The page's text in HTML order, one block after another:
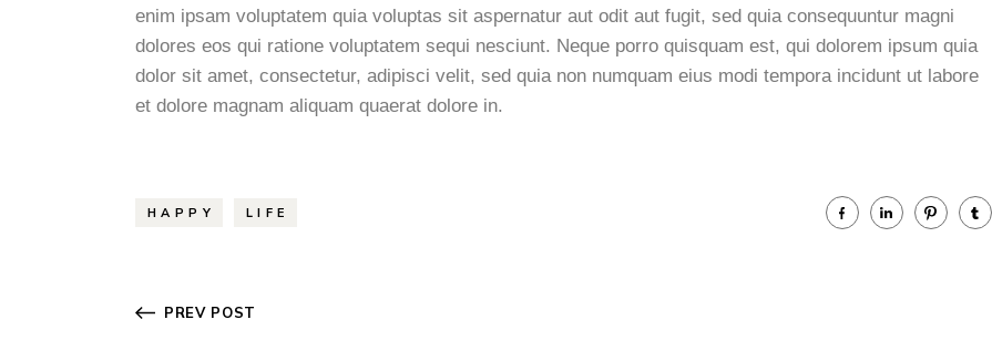
enim ipsam voluptatem quia voluptas sit aspernatur aut odit aut fugit, sed quia consequuntur magni
dolores eos qui ratione voluptatem sequi nesciunt. Neque porro quisquam est, qui dolorem ipsum quia
dolor sit amet, consectetur, adipisci velit, sed quia non numquam eius modi tempora incidunt ut labore
et dolore magnam aliquam quaerat dolore in.
HAPPY LIFE
PREV POST